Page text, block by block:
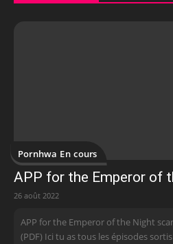
Pornhwa En cours
APP for the Emperor of
26 août 2022
APP for the Emperor of the Night
(PDF) Ici tu as tous les épisodes